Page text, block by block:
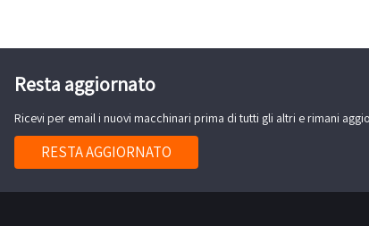
Resta aggiornato
Ricevi per email i nuovi macchinari prima di tutti gli altri e rimani
RESTA AGGIORNATO